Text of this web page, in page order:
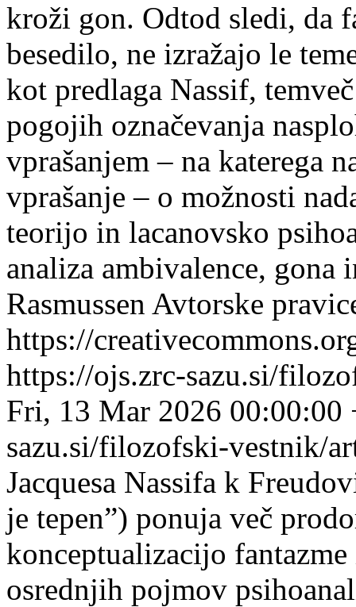
kroži gon. Odtod sledi, da
besedilo, ne izražajo le
kot predlaga Nassif,
pogojih označevanja
vprašanjem – na katerega
vprašanje – o možnosti
teorijo in lacanovsko
analiza ambivalence, gona
Rasmussen Avtorske
https://
https://ojs.zrc-sazu.si/
Fri, 13 Mar 2026 00:00:00
sazu.si/filozofski-vestnik/
Jacquesa Nassifa k
je tepen”) ponuja več
konceptualizacijo
osrednjih pojmov